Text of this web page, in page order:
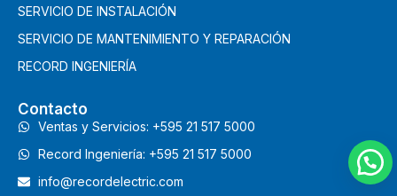
SERVICIO DE INSTALACIÓN
SERVICIO DE MANTENIMIENTO Y REPARACIÓN
RECORD INGENIERÍA
Contacto
Ventas y Servicios: +595 21 517 5000
Record Ingeniería: +595 21 517 5000
info@recordelectric.com